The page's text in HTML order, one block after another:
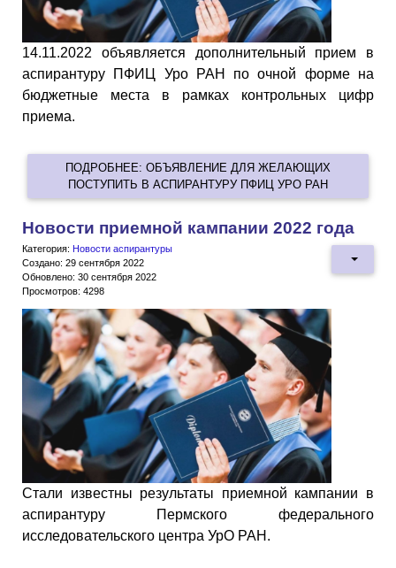
14.11.2022 объявляется дополнительный прием в
аспирантуру ПФИЦ Уро РАН по очной форме на
бюджетные места в рамках контрольных цифр
приема.
ПОДРОБНЕЕ: ОБЪЯВЛЕНИЕ ДЛЯ ЖЕЛАЮЩИХ
ПОСТУПИТЬ В АСПИРАНТУРУ ПФИЦ УРО РАН
Новости приемной кампании 2022 года
Категория: Новости аспирантуры
Создано: 29 сентября 2022
Обновлено: 30 сентября 2022
Просмотров: 4298
Стали известны результаты приемной кампании в
аспирантуру Пермского федерального
исследовательского центра УрО РАН.